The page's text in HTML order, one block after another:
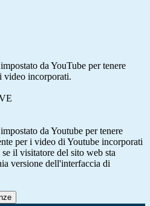
da YouTube per tenere
video incorporati.
da Youtube per tenere
per i video di Youtube incorporati
il visitatore del sito web sta
versione dell'interfaccia di